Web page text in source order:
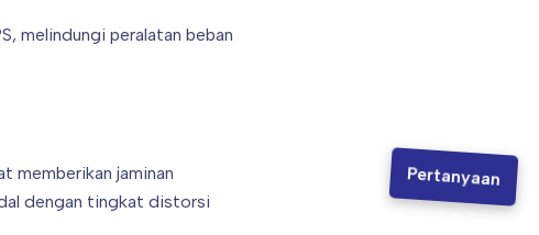
melindungi peralatan beban
memberikan jaminan
dengan tingkat distorsi
Pertanyaan